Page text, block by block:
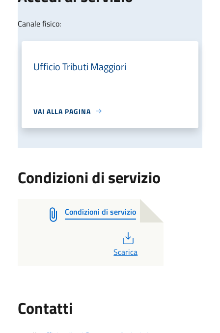
Canale fisico:
Ufficio Tributi Maggiori
VAI ALLA PAGINA
Condizioni di servizio
Condizioni di servizio
Scarica
Contatti